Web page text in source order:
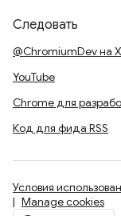
Следовать
@ChromiumDev на X
YouTube
Chrome для
Код для фида RSS
Условия
Manage cookies